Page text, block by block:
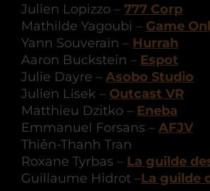
Julien Lopizzo – 777 Corp
Mathilde Yagoubi – Game
Yann Souverain – Hurrah
Aaron Buckstein – Espot
Julie Dayre – Asobo Studio
Julien Lisek – Outcast VR
Matthieu Dzitko – Eneba
Emmanuel Forsans – AFJV
Thiên-Thanh Tran
Roxane Tyrbas – La guilde
Guillaume Hidrot –La guilde